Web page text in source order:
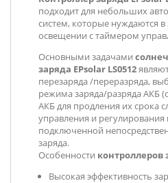
подходит для небольших
систем, которые нуждаются в
освещении с таймером
Основными задачами
заряда EPsolar LS0512
перезаряда /переразряда,
режима заряда/разряда АКБ
АКБ для продления их срока
управления и регулирования
подключенной
заряда.
Особенности контроллеров
Высокая эффективность